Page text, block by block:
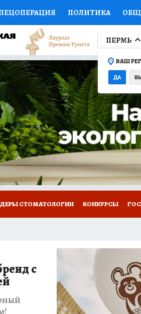
ПОЛИТИКА
СПОРТ КОЛУМНИСТЫ
ДОКТОР ФИНАНСЫ
НА СПОРТ
ТЕЛЕВИЗОР
ТЕСТЫ НОВОЕ НА САЙТЕ
ПЕРМЬ
ВАШ
ДА
СТОМАТОЛОГИИ КОНКУРСЫ
ОТДЫХ В РОССИИ
ПРОИСШЕСТВИЯ НАСТОЯЩИЕ
КЛИНИКА ГОДА-2024
с